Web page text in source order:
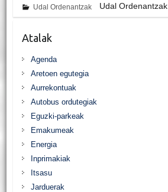
Udal Ordenantzak Udal Ordenantzak
Atalak
Agenda
Aretoen egutegia
Aurrekontuak
Autobus ordutegiak
Eguzki-parkeak
Emakumeak
Energia
Inprimakiak
Itsasu
Jarduerak